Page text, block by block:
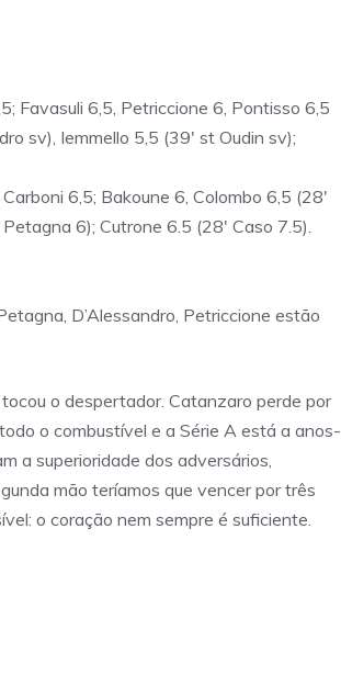
Favasuli 6,5, Petriccione 6, Pontisso 6,5
sv), Iemmello 5,5 (39′ st Oudin sv);
6,5; Bakoune 6, Colombo 6,5 (28′
6); Cutrone 6.5 (28′ Caso 7.5).
D’Alessandro, Petriccione estão
o despertador. Catanzaro perde por
o combustível e a Série A está a anos-
a superioridade dos adversários,
mão teríamos que vencer por três
o coração nem sempre é suficiente.